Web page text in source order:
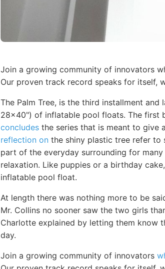
Join a growing community of innovators
Our proven track record speaks for itself,
The Palm Tree, is the third installment
28x40") of inflatable pool floats. The first
concludes the series that is meant to give
reflection on the shiny plastic tree refer to
part of the everyday surrounding for
relaxation. Like puppies or a birthday
inflatable pool float.
At length there was nothing more to be
Mr. Collins no sooner saw the two girls
Charlotte explained by letting them know
day.
Join a growing community of innovators